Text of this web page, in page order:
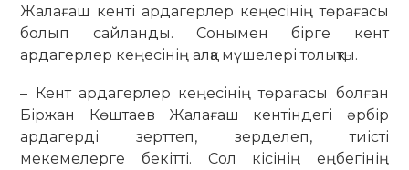
Жалағаш кенті ардагерлер кеңесінің төрағасы
болып сайланды. Сонымен бірге кент
ардагерлер кеңесінің алқа мүшелері толықты.
– Кент ардагерлер кеңесінің төрағасы болған
Біржан Көштаев Жалағаш кентіндегі әрбір
ардагерді зерттеп, зерделеп, тиісті
мекемелерге бекітті. Сол кісінің еңбегінің